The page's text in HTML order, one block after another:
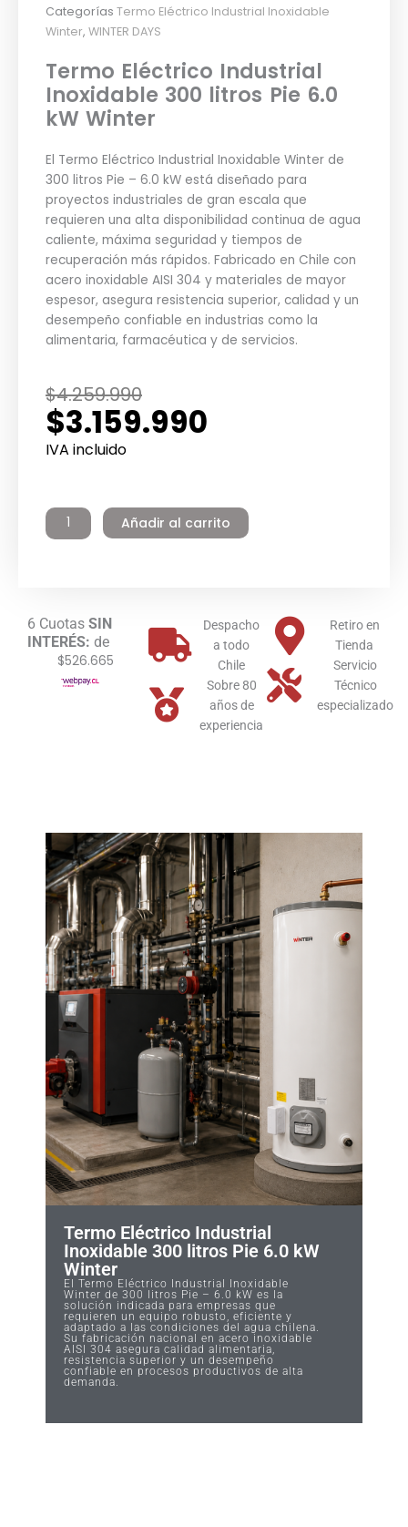
Categorías Termo Eléctrico Industrial Inoxidable
Winter, WINTER DAYS
Termo Eléctrico Industrial
Inoxidable 300 litros Pie 6.0
kW Winter
El Termo Eléctrico Industrial Inoxidable Winter de
300 litros Pie – 6.0 kW está diseñado para
proyectos industriales de gran escala que
requieren una alta disponibilidad continua de agua
caliente, máxima seguridad y tiempos de
recuperación más rápidos. Fabricado en Chile con
acero inoxidable AISI 304 y materiales de mayor
espesor, asegura resistencia superior, calidad y un
desempeño confiable en industrias como la
alimentaria, farmacéutica y de servicios.
$4.259.990
El
precio
original
$3.159.990
El
precio
actual
IVA incluido
Eléctrico
Industrial
Inoxidable
6.0
kW
Winter
cantidad
Añadir al carrito
6 Cuotas SIN
INTERÉS: de
$526.665
Despacho
a todo
Chile
Sobre 80
años de
experiencia
Retiro en
Tienda
Servicio
Técnico
especializado
Termo Eléctrico Industrial
Inoxidable 300 litros Pie 6.0 kW
Winter
El Termo Eléctrico Industrial Inoxidable
Winter de 300 litros Pie – 6.0 kW es la
solución indicada para empresas que
requieren un equipo robusto, eficiente y
adaptado a las condiciones del agua chilena.
Su fabricación nacional en acero inoxidable
AISI 304 asegura calidad alimentaria,
resistencia superior y un desempeño
confiable en procesos productivos de alta
demanda.